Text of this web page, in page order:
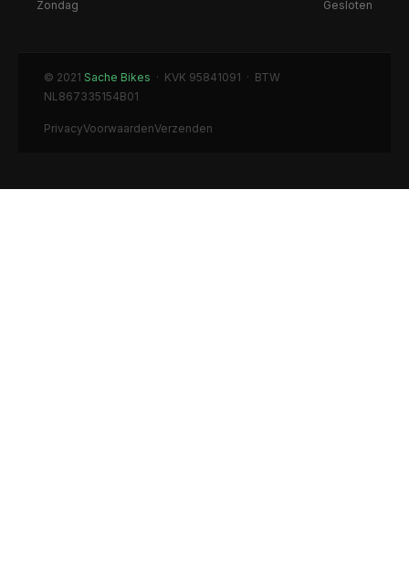
Zondag Gesloten
© 2021 Sache Bikes · KVK 95841091 · BTW
NL867335154B01
PrivacyVoorwaardenVerzenden